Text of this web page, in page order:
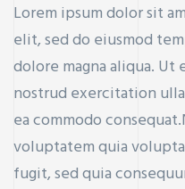
Lorem ipsum dolor sit
elit, sed do eiusmod
dolore magna aliqua. Ut
nostrud exercitation
ea commodo
voluptatem quia
fugit, sed quia